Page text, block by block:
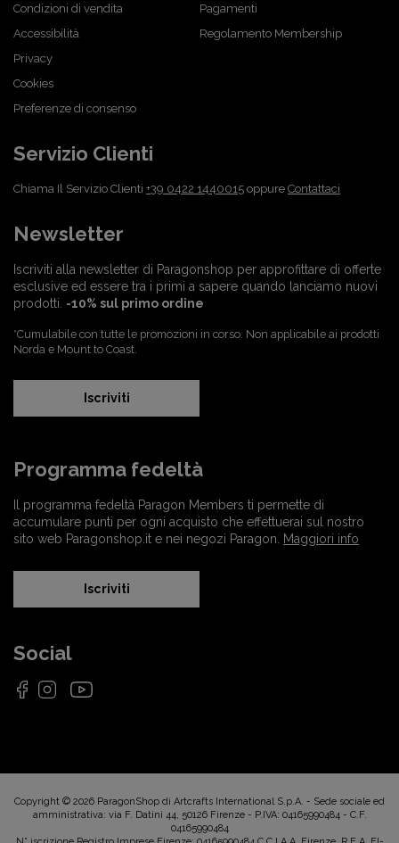
Condizioni di vendita
Accessibilità
Privacy
Cookies
Preferenze di consenso
Pagamenti
Regolamento Membership
Servizio Clienti
Chiama Il Servizio Clienti +39 0422 1440015 oppure Contattaci
Newsletter
Iscriviti alla newsletter di Paragonshop per approfittare di offerte
esclusive ed essere tra i primi a sapere quando lanciamo nuovi
prodotti. -10% sul primo ordine
*Cumulabile con tutte le promozioni in corso. Non applicabile ai prodotti
Norda e Mount to Coast.
Iscriviti
Programma fedeltà
Il programma fedeltà Paragon Members ti permette di
accumulare punti per ogni acquisto che effettuerai sul nostro
sito web Paragonshop.it e nei negozi Paragon. Maggiori info
Iscriviti
Social
Copyright © 2026 ParagonShop di Artcrafts International S.p.A. - Sede sociale ed
amministrativa: via F. Datini 44, 50126 Firenze - P.IVA: 04165990484 - C.F.
04165990484